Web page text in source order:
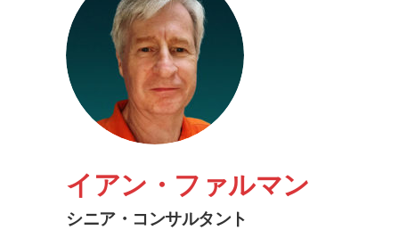
イアン・ファルマン
シニア・コンサルタント